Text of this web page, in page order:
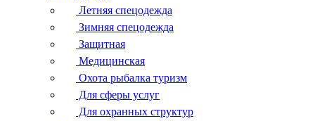
Летняя спецодежда
Зимняя спецодежда
Защитная
Медицинская
Охота рыбалка туризм
Для сферы услуг
Для охранных структур